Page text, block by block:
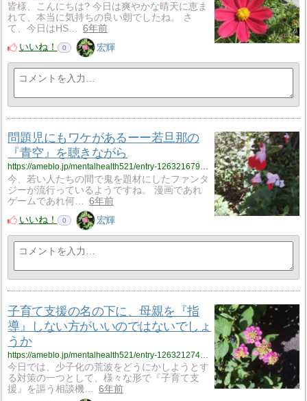
皆様、こんにちは? 今日は爽やかな晴天に恵ま
れて、本当に気持ちの良い朝でしたね。 さ
て、今日はHS…
6年前
いいね！
0 宏輝
問題児にもワケがあるーー若旦那の
『青空』を聴きながら
https://ameblo.jp/mentalhealth521/entry-12632167997.html
今、若い人たちの間で鬼を題材にしたファンタ
ジーが流行っているようですね。 漫画であれ
ゲームであれ何…
6年前
いいね！
0 宏輝
子育て支援の名の下に、母親を『指
導』しない方がいいのではないでしょ
うか
今日では、少子化の荒波をどうにかしようとす
る対策の一つとして、様々な形で『子育て支
援』を謳う相談機…
6年前